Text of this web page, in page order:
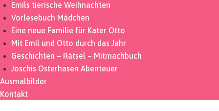
Emils tierische Weihnachten
Vorlesebuch Mädchen
Eine neue Familie für Kater Otto
Mit Emil und Otto durch das Jahr
Geschichten – Rätsel – Mitmachbuch
Joschis Osterhasen Abenteuer
Ausmalbilder
Kontakt